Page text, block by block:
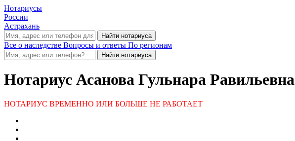
Нотариусы
России
Астрахань
Все о наследстве Вопросы и ответы По регионам
Нотариус Асанова Гульнара Равильевна
НОТАРИУС ВРЕМЕННО ИЛИ БОЛЬШЕ НЕ РАБОТАЕТ